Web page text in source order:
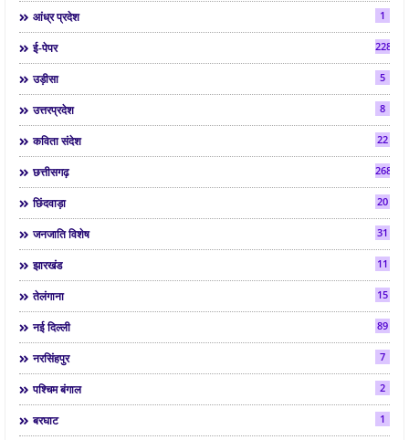
आंध्र प्रदेश 1
ई-पेपर 2286
उड़ीसा 5
उत्तरप्रदेश 8
कविता संदेश 22
छत्तीसगढ़ 268
छिंदवाड़ा 20
जनजाति विशेष 31
झारखंड 11
तेलंगाना 15
नई दिल्ली 89
नरसिंहपुर 7
पश्चिम बंगाल 2
बरघाट 1